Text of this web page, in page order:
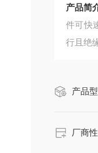
产品简
件可快
行且绝
产品型
厂商